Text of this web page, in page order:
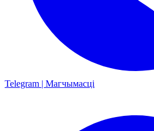
Telegram | Магчымасці